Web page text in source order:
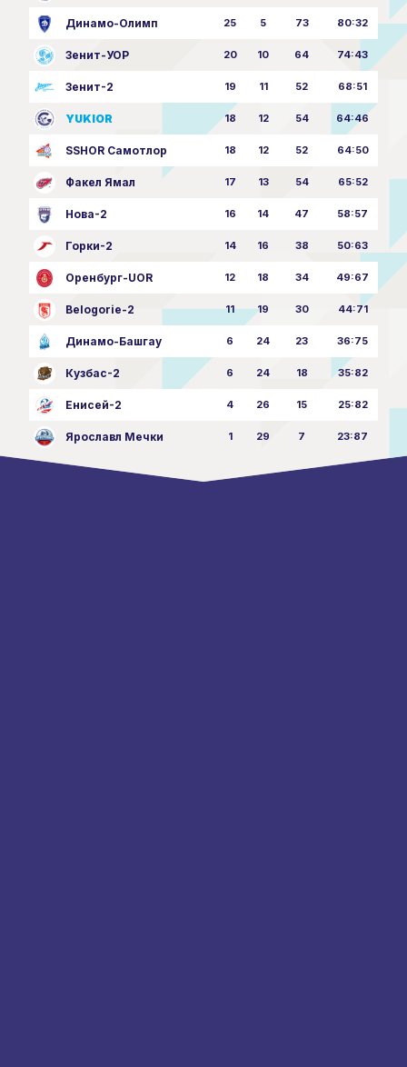
Динамо-Олимп 25 5 73 80:32
Зенит-УОР 20 10 64 74:43
Зенит-2 19 11 52 68:51
YUKIOR 18 12 54 64:46
SSHOR Самотлор 18 12 52 64:50
Факел Ямал 17 13 54 65:52
Нова-2 16 14 47 58:57
Горки-2 14 16 38 50:63
Оренбург-UOR 12 18 34 49:67
Belogorie-2 11 19 30 44:71
Динамо-Башгау 6 24 23 36:75
Кузбас-2 6 24 18 35:82
Енисей-2 4 26 15 25:82
Ярославл Мечки 1 29 7 23:87